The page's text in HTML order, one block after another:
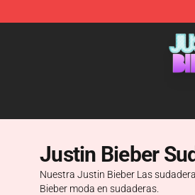
Justin Bieber Store - Official
Justin Bieber
Nuestra Justin Bieber Las
Bieber moda en sudaderas.